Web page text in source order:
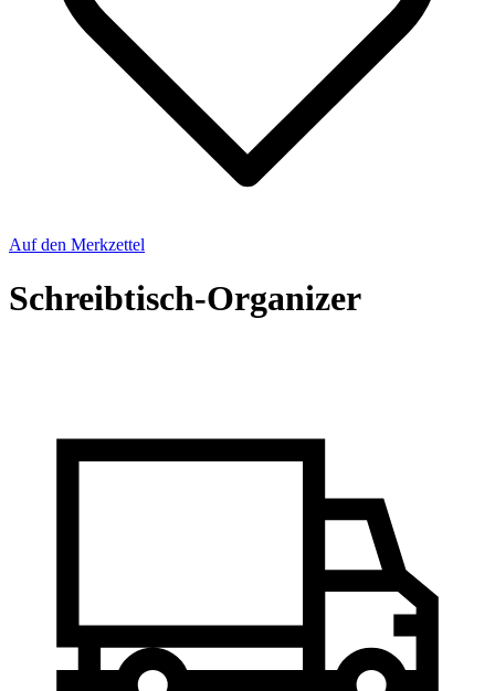
Auf den Merkzettel
Schreibtisch-Organizer